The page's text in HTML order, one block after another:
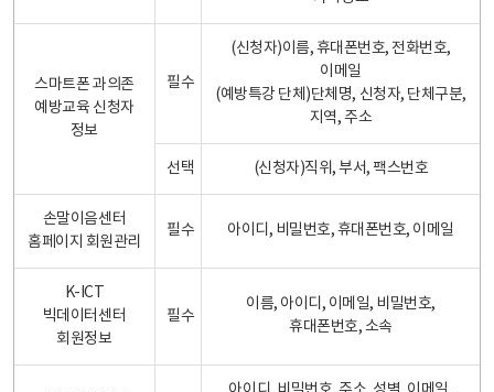
스마트폰 과의존
예방교육 신청자
정보
필수
(신청자)이름, 휴대폰번호, 전화번호,
이메일
(예방특강 단체)단체명, 신청자, 단체구분,
지역, 주소
선택 (신청자)직위, 부서, 팩스번호
손말이음센터
홈페이지 회원관리
필수 아이디, 비밀번호, 휴대폰번호, 이메일
K-ICT
빅데이터센터
회원정보
필수
이름, 아이디, 이메일, 비밀번호,
휴대폰번호, 소속